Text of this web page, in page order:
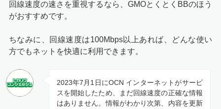
回線速度の速さを重視するなら、GMOとくとくBBのほう
がおすすめです。
ちなみに、回線速度は100Mbps以上あれば、どんな使い
方でもネットを快適に利用できます。
2023年7月1日にOCN インターネットがサービ
スを開始したため、まだ回線速度の正確な情報
はありません。情報がわかり次第、内容を更新